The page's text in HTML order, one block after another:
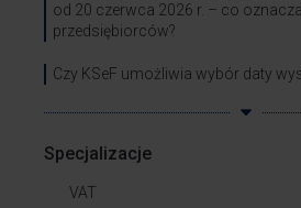
od 20 czerwca 2026 r. – co
przedsiębiorców?
Czy KSeF umożliwia wybór daty
Specjalizacje
VAT